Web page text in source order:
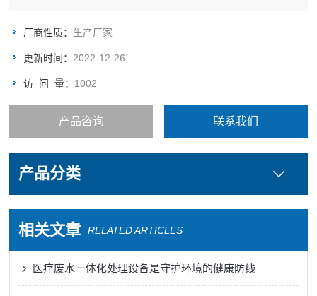
厂商性质： 生产厂家
更新时间： 2022-12-26
访 问 量： 1002
产品咨询 联系我们
产品分类
相关文章 RELATED ARTICLES
医疗废水一体化处理设备是守护环境的健康防线